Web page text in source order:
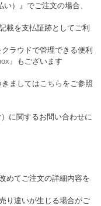
）』でご注文の場合、
載を支払証跡としてご利
ラウドで管理できる便利
』
もございます
ましてはこちら をご参照
に関するお問い合わせに
めてご注文の詳細内容を
り違いが生じる場合がご